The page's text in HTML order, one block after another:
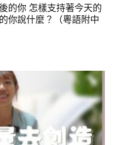
的你 怎樣支持著今天的
你說什麼？（粵語附中